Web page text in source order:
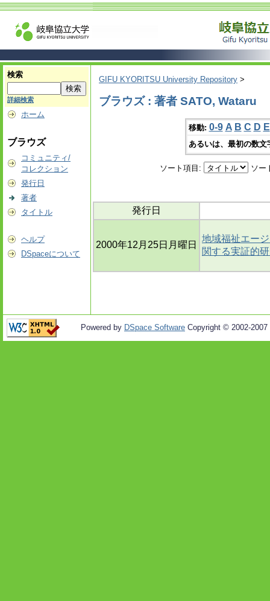
検索
詳細検索
ホーム
ブラウズ
コミュニティ/
コレクション
発行日
著者
タイトル
ヘルプ
DSpaceについて
GIFU KYORITSU University Repository >
ブラウズ : 著者 SATO, Wataru
移動: 0-9 A B C D E
あるいは、最初の数
ソート項目: ソー
発行日
2000年12月25日月曜日
地域福祉エー
関する実証的
Powered by DSpace Software Copyright © 2002-2007